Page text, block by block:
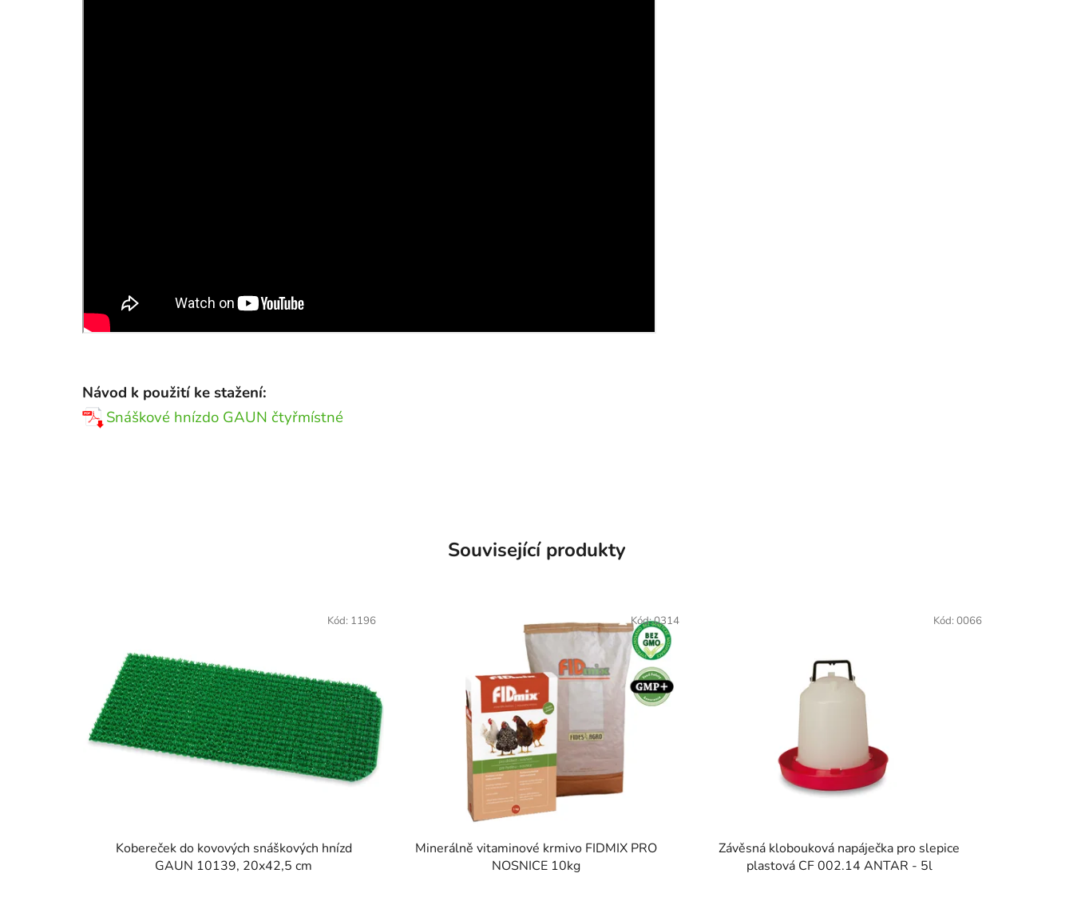
Návod k použití ke stažení:
Snáškové hnízdo GAUN čtyřmístné
Související produkty
Kobereček do kovových snáškových hnízd
GAUN 10139, 20x42,5 cm
Kód: 1196
Minerálně vitaminové krmivo FIDMIX PRO
NOSNICE 10kg
Kód:0314
Závěsná klobouková napáječka pro slepice
plastová CF 002.14 ANTAR - 5l
Kód: 0066